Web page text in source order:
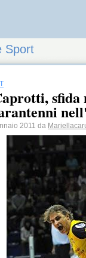
Sport
sfida
2011 da